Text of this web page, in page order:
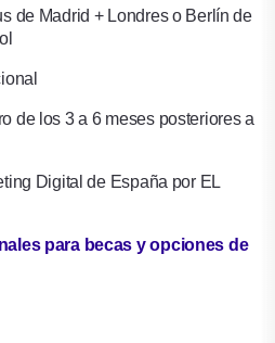
de Madrid + Londres o Berlín de
de los 3 a 6 meses posteriores a
Digital de España por EL
para becas y opciones de